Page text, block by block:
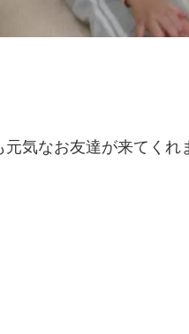
気なお友達が来てくれ